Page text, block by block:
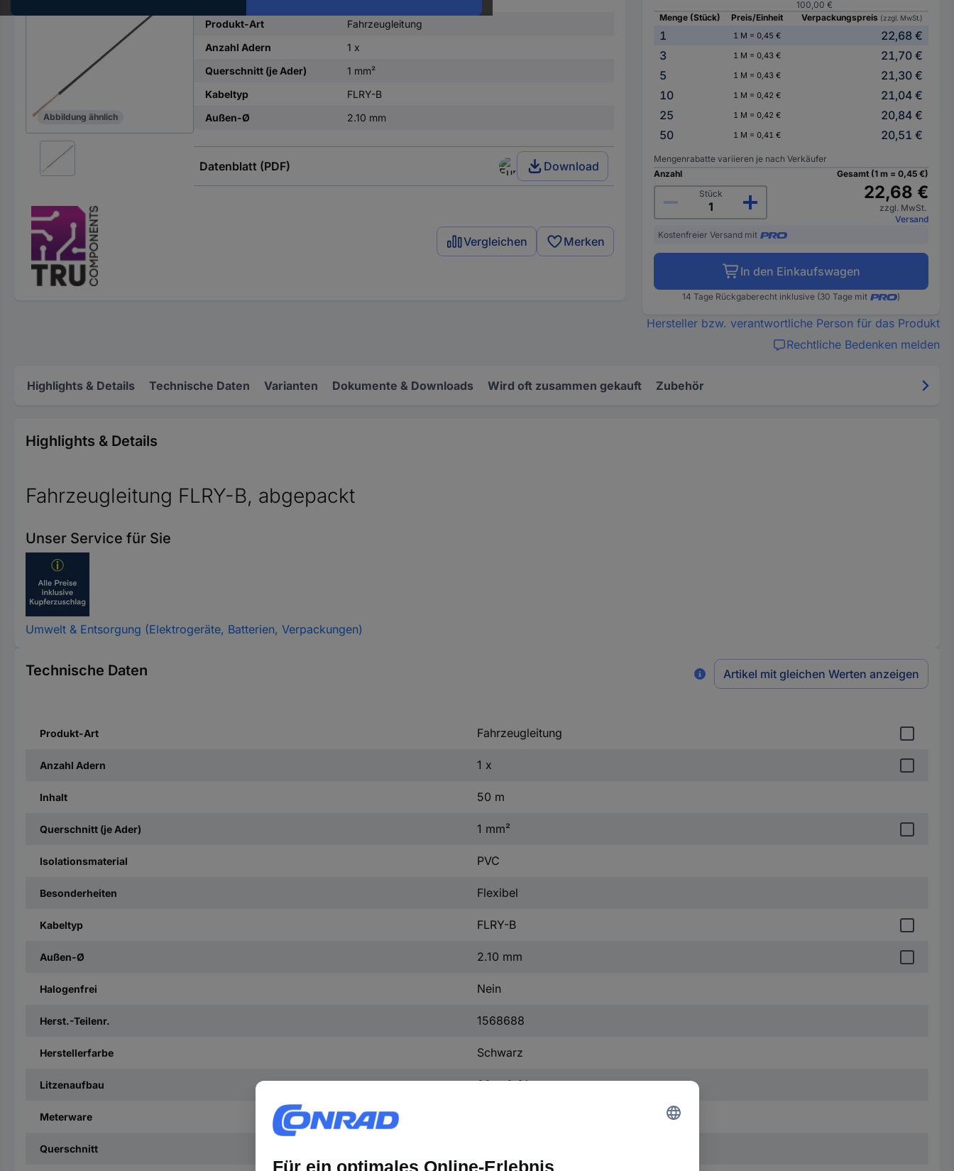
Abbildung ähnlich
Produkt-Art
Fahrzeugleitung
Anzahl Adern
1 x
Querschnitt (je Ader)
1 mm²
Kabeltyp
FLRY-B
Außen-Ø
2.10 mm
Datenblatt (PDF) Download
Vergleichen Merken
100,00 €
Menge (Stück)
Preis/Einheit Verpackungspreis (zzgl. MwSt.)
1 1 M = 0,45 €
22,68 €
3
1 M = 0,43 €
21,70 €
5
1 M = 0,43 €
21,30 €
10
1 M = 0,42 €
21,04 €
25
1 M = 0,42 €
20,84 €
50
1 M = 0,41 € 20,51 €
Mengenrabatte variieren je nach Verkäufer
Anzahl
Stück
Gesamt (1 m = 0,45 €)
22,68 €
zzgl. MwSt.
Versand
Kostenfreier Versand mit
In den Einkaufswagen
14 Tage Rückgaberecht inklusive (30 Tage mit )
Hersteller bzw. verantwortliche Person für das Produkt
Rechtliche Bedenken melden
Highlights & Details Technische Daten Varianten Dokumente & Downloads Wird oft zusammen gekauft Zubehör
Highlights & Details
Fahrzeugleitung FLRY-B, abgepackt
Unser Service für Sie
Umwelt & Entsorgung (Elektrogeräte, Batterien, Verpackungen)
Technische Daten Artikel mit gleichen Werten anzeigen
Produkt-Art Fahrzeugleitung
Anzahl Adern 1 x
Inhalt 50 m
Querschnitt (je Ader) 1 mm²
Isolationsmaterial PVC
Besonderheiten Flexibel
Kabeltyp FLRY-B
Außen-Ø 2.10 mm
Halogenfrei Nein
Herst.-Teilenr. 1568688
Herstellerfarbe Schwarz
Litzenaufbau 32 x 0.21 mm
Meterware
Querschnitt